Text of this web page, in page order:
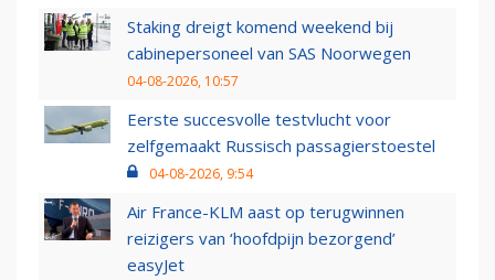
Staking dreigt komend weekend bij
cabinepersoneel van SAS Noorwegen
04-08-2026, 10:57
Eerste succesvolle testvlucht voor
zelfgemaakt Russisch passagierstoestel
04-08-2026, 9:54
Air France-KLM aast op terugwinnen
reizigers van ‘hoofdpijn bezorgend’
easyJet